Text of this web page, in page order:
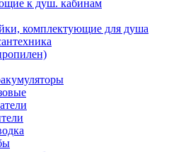
к душ. кабинам
комплектующие для душа